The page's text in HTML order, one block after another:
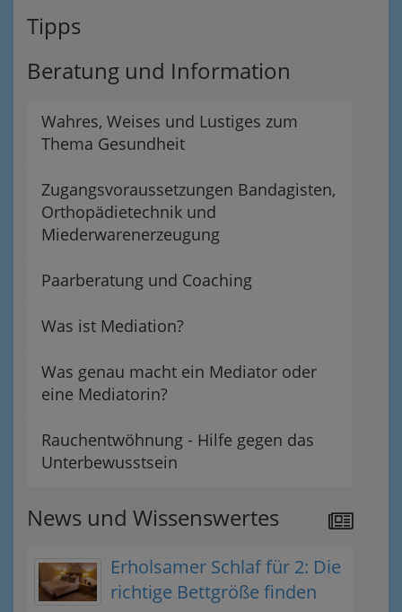
Tipps
Beratung und Information
Wahres, Weises und Lustiges zum
Thema Gesundheit
Zugangsvoraussetzungen Bandagisten,
Orthopädietechnik und
Miederwarenerzeugung
Paarberatung und Coaching
Was ist Mediation?
Was genau macht ein Mediator oder
eine Mediatorin?
Rauchentwöhnung - Hilfe gegen das
Unterbewusstsein
News und Wissenswertes
Erholsamer Schlaf für 2: Die
richtige Bettgröße finden